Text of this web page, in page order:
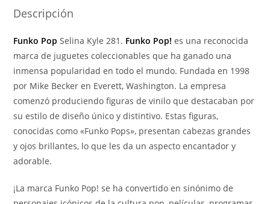
cantidad
Descripción
Funko Pop Selina Kyle 281. Funko Pop! es una reconocida
marca de juguetes coleccionables que ha ganado una
inmensa popularidad en todo el mundo. Fundada en 1998
por Mike Becker en Everett, Washington. La empresa
comenzó produciendo figuras de vinilo que destacaban por
su estilo de diseño único y distintivo. Estas figuras,
conocidas como «Funko Pops», presentan cabezas grandes
y ojos brillantes, lo que les da un aspecto encantador y
adorable.
¡La marca Funko Pop! se ha convertido en sinónimo de